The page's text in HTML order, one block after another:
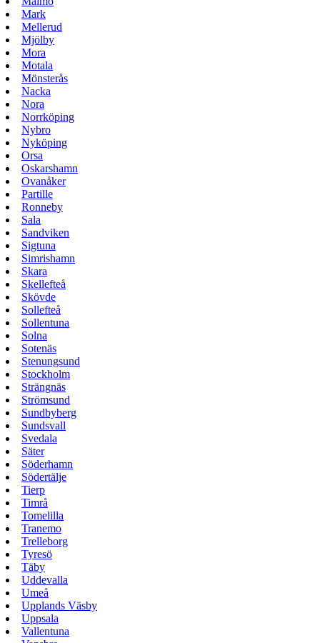
Mark
Mellerud
Mjölby
Mora
Motala
Mönsterås
Nacka
Nora
Norrköping
Nybro
Nyköping
Orsa
Oskarshamn
Ovanåker
Partille
Ronneby
Sala
Sandviken
Sigtuna
Simrishamn
Skara
Skellefteå
Skövde
Sollefteå
Sollentuna
Solna
Sotenäs
Stenungsund
Stockholm
Strängnäs
Strömsund
Sundbyberg
Sundsvall
Svedala
Säter
Söderhamn
Södertälje
Tierp
Timrå
Tomelilla
Tranemo
Trelleborg
Tyresö
Täby
Uddevalla
Umeå
Upplands Väsby
Uppsala
Vallentuna